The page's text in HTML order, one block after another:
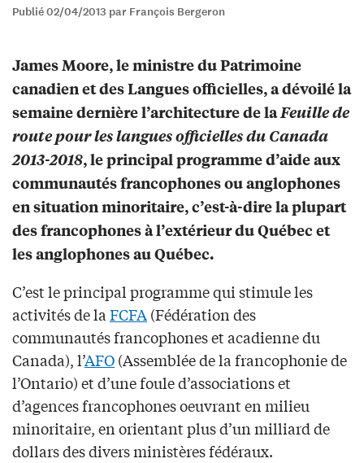
Publié 02/04/2013 par François Bergeron
James Moore, le ministre du Patrimoine
canadien et des Langues officielles, a dévoilé la
semaine dernière l’architecture de laFeuille de
route pour les langues officielles du Canada
2013-2018, le principal programme d’aide aux
communautés francophones ou anglophones
en situation minoritaire, c’est-à-dire la plupart
des francophones à l’extérieur du Québec et
les anglophones au Québec.
C’est le principal programme qui stimule les
activités de laFCFA(Fédération des
communautés francophones et acadienne du
Canada), l’AFO(Assemblée de la francophonie de
l’Ontario) et d’une foule d’associations et
d’agences francophones oeuvrant en milieu
minoritaire, en orientant plus d’un milliard de
dollars des divers ministères fédéraux.